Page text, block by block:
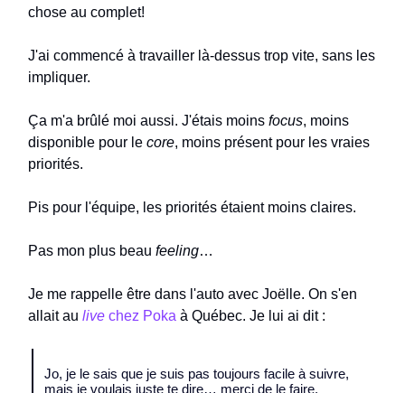
chose au complet!
J'ai commencé à travailler là-dessus trop vite, sans les
impliquer.
Ça m'a brûlé moi aussi. J'étais moins focus, moins
disponible pour le core, moins présent pour les vraies
priorités.
Pis pour l'équipe, les priorités étaient moins claires.
Pas mon plus beau feeling…
Je me rappelle être dans l'auto avec Joëlle. On s'en
allait au live chez Poka à Québec. Je lui ai dit :
Jo, je le sais que je suis pas toujours facile à suivre,
mais je voulais juste te dire… merci de le faire.